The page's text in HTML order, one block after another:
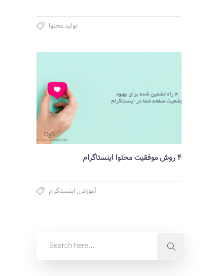
تولید محتوا
4 روش موفقیت محتوا اینستاگرام
آموزش, اینستاگرام